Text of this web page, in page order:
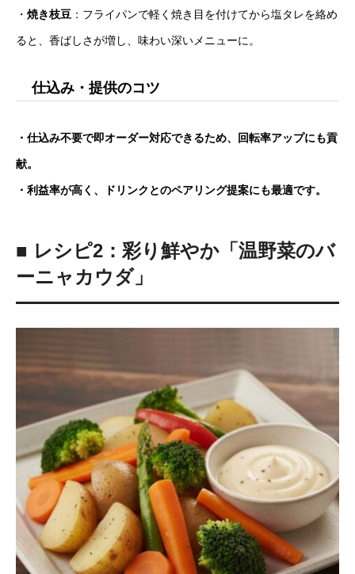
・ 焼き枝豆 ：フライパンで軽く焼き目を付けてから塩タレを絡め
ると、香ばしさが増し、味わい深いメニューに。
仕込み・提供のコツ
・仕込み不要で即オーダー対応できるため、回転率アップにも貢
献。
・利益率が高く、ドリンクとのペアリング提案にも最適です。
■ レシピ2：彩り鮮やか「温野菜のバ
ーニャカウダ」